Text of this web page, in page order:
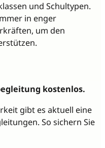
und Schultypen.
in enger
um den
kostenlos.
gibt es aktuell eine
So sichern Sie